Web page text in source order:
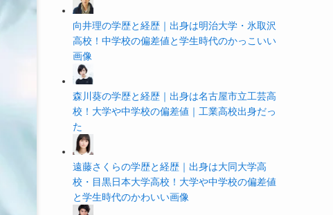
向井理の学歴と経歴｜出身は明治大学・氷取沢
高校！中学校の偏差値と学生時代のかっこいい
画像
森川葵の学歴と経歴｜出身は名古屋市立工芸高
校！大学や中学校の偏差値｜工業高校出身だっ
た
遠藤さくらの学歴と経歴｜出身は大同大学高
校・目黒日本大学高校！大学や中学校の偏差値
と学生時代のかわいい画像